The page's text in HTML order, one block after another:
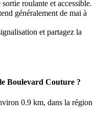
roulante et accessible.
généralement de mai à
et partagez la
Boulevard Couture ?
0.9 km, dans la région